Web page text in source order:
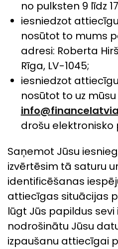
no pulksten 9 līdz
iesniedzot
nosūtot to mums
adresi: Roberta
Rīga, LV-1045;
iesniedzot
nosūtot to uz
drošu elektronisko
Saņemot Jūsu
izvērtēsim tā saturu
identificēšanas
attiecīgas situācijas
lūgt Jūs papildus
nodrošinātu Jūsu
izpaušanu attiecīgai